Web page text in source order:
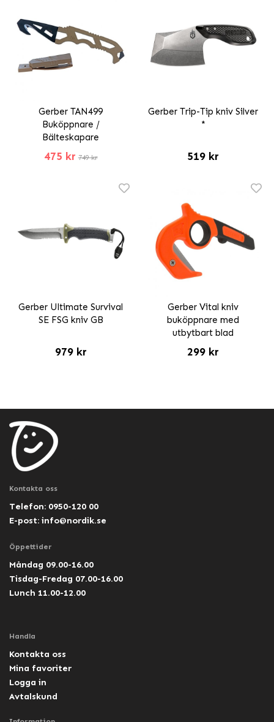
Gerber TAN499
Buköppnare /
Bälteskapare
475 kr 749 kr
Gerber Trip-Tip kniv Silver
*
519 kr
Gerber Ultimate Survival
SE FSG kniv GB
979 kr
Gerber Vital kniv
buköppnare med
utbytbart blad
299 kr
Kontakta oss
Telefon: 0950-120 00
E-post: info@nordik.se
Öppettider
Måndag 09.00-16.00
Tisdag-Fredag 07.00-16.00
Lunch 11.00-12.00
Handla
Kontakta oss
Mina favoriter
Logga in
Avtalskund